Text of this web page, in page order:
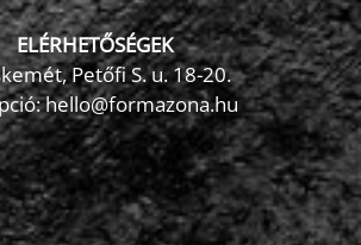
ELÉRHETŐSÉGEK
Petőfi S. u. 18-20.
hello@formazona.hu